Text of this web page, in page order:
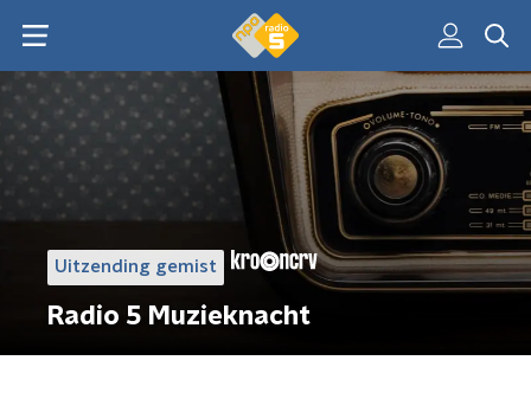
Uitzending gemist
Radio 5 Muzieknacht